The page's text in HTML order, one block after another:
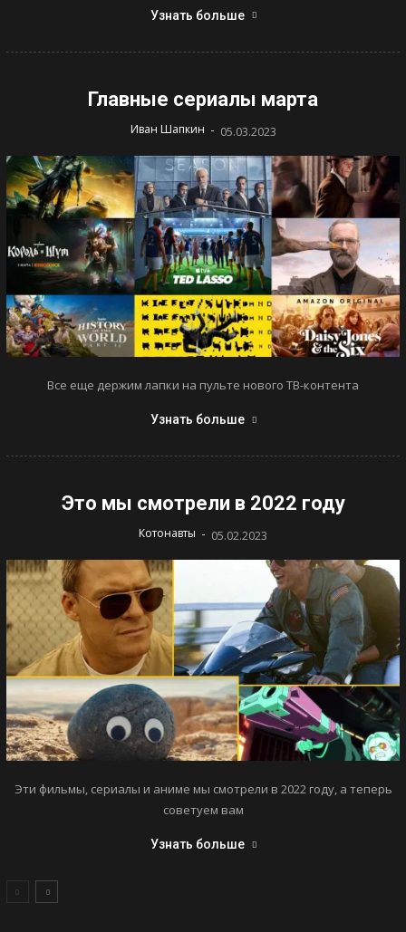
Узнать больше
Главные сериалы марта
Иван Шапкин - 05.03.2023
Все еще держим лапки на пульте нового ТВ-контента
Узнать больше
Это мы смотрели в 2022 году
Котонавты - 05.02.2023
Эти фильмы, сериалы и аниме мы смотрели в 2022 году, а теперь
советуем вам
Узнать больше